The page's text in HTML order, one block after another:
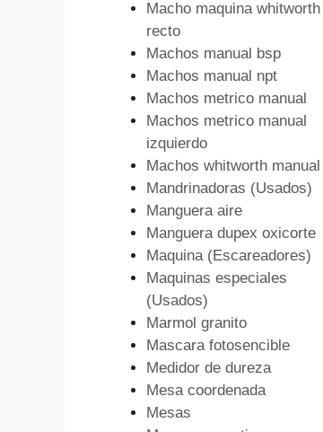
Macho maquina whitworth
recto
Machos manual bsp
Machos manual npt
Machos metrico manual
Machos metrico manual
izquierdo
Machos whitworth manual
Mandrinadoras (Usados)
Manguera aire
Manguera dupex oxicorte
Maquina (Escareadores)
Maquinas especiales
(Usados)
Marmol granito
Mascara fotosencible
Medidor de dureza
Mesa coordenada
Mesas